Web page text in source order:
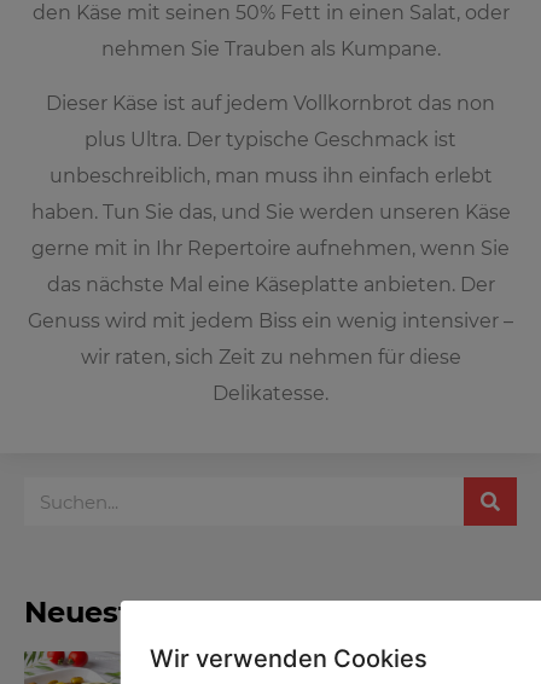
den Käse mit seinen 50% Fett in einen Salat, oder
nehmen Sie Trauben als Kumpane.
Dieser Käse ist auf jedem Vollkornbrot das non
plus Ultra. Der typische Geschmack ist
unbeschreiblich, man muss ihn einfach erlebt
haben. Tun Sie das, und Sie werden unseren Käse
gerne mit in Ihr Repertoire aufnehmen, wenn Sie
das nächste Mal eine Käseplatte anbieten. Der
Genuss wird mit jedem Biss ein wenig intensiver –
wir raten, sich Zeit zu nehmen für diese
Delikatesse.
Neueste Produkte
Yedoy gegrillte grüne Oliven
Wir verwenden Cookies